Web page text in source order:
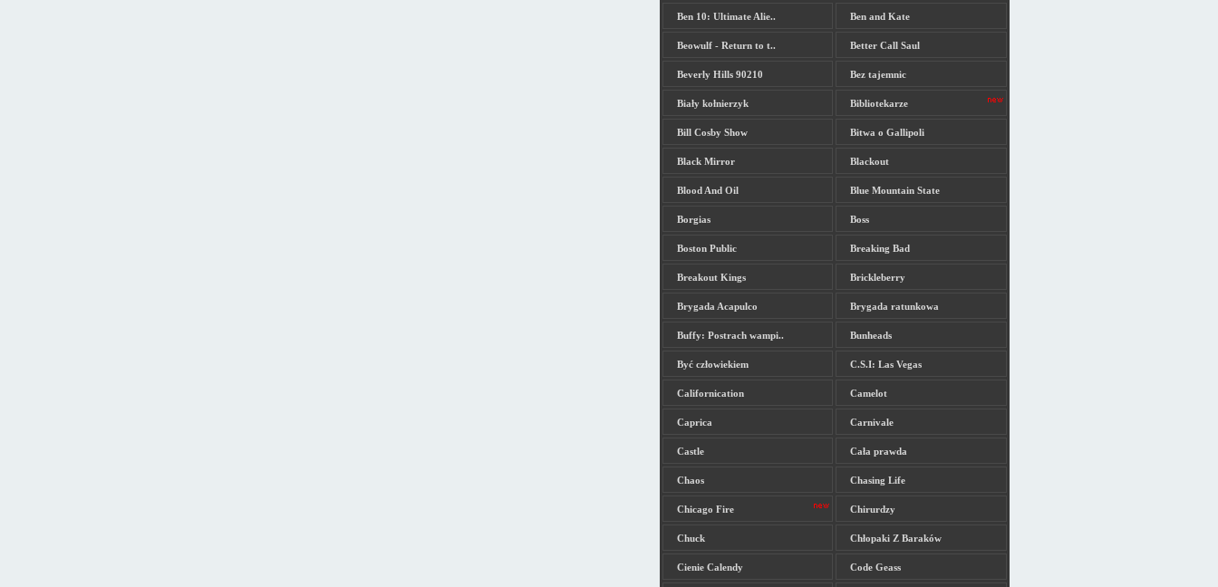
Ben 10: Ultimate Alie.. Ben and Kate
Beowulf - Return to t.. Better Call Saul
Beverly Hills 90210 Bez tajemnic
Biały kołnierzyk Bibliotekarze
Bill Cosby Show Bitwa o Gallipoli
Black Mirror Blackout
Blood And Oil Blue Mountain State
Borgias Boss
Boston Public Breaking Bad
Breakout Kings Brickleberry
Brygada Acapulco Brygada ratunkowa
Buffy: Postrach wampi.. Bunheads
Być człowiekiem C.S.I: Las Vegas
Californication Camelot
Caprica Carnivale
Castle Cała prawda
Chaos Chasing Life
Chicago Fire Chirurdzy
Chuck Chłopaki Z Baraków
Cienie Calendy Code Geass